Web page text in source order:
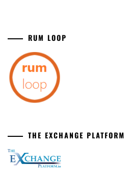
RUM LOOP
THE EXCHANGE PLATFORM